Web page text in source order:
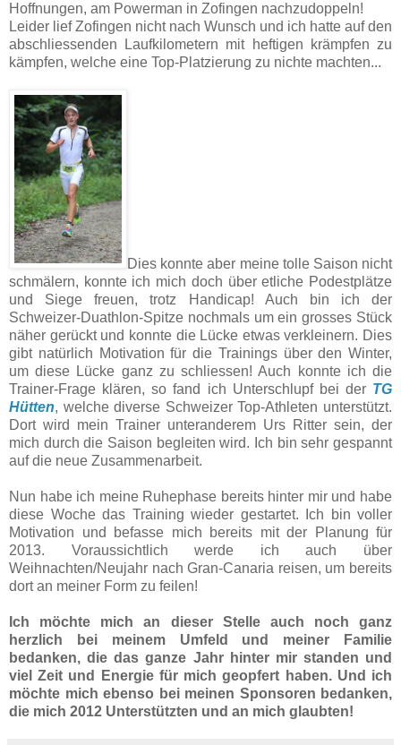
Hoffnungen, am Powerman in Zofingen nachzudoppeln!
Leider lief Zofingen nicht nach Wunsch und ich hatte auf den
abschliessenden Laufkilometern mit heftigen krämpfen zu
kämpfen, welche eine Top-Platzierung zu nichte machten...
Dies konnte aber meine tolle Saison nicht
schmälern, konnte ich mich doch über etliche Podestplätze
und Siege freuen, trotz Handicap! Auch bin ich der
Schweizer-Duathlon-Spitze nochmals um ein grosses Stück
näher gerückt und konnte die Lücke etwas verkleinern. Dies
gibt natürlich Motivation für die Trainings über den Winter,
um diese Lücke ganz zu schliessen! Auch konnte ich die
Trainer-Frage klären, so fand ich Unterschlupf bei der TG
Hütten, welche diverse Schweizer Top-Athleten unterstützt.
Dort wird mein Trainer unteranderem Urs Ritter sein, der
mich durch die Saison begleiten wird. Ich bin sehr gespannt
auf die neue Zusammenarbeit.
Nun habe ich meine Ruhephase bereits hinter mir und habe
diese Woche das Training wieder gestartet. Ich bin voller
Motivation und befasse mich bereits mit der Planung für
2013. Voraussichtlich werde ich auch über
Weihnachten/Neujahr nach Gran-Canaria reisen, um bereits
dort an meiner Form zu feilen!
Ich möchte mich an dieser Stelle auch noch ganz
herzlich bei meinem Umfeld und meiner Familie
bedanken, die das ganze Jahr hinter mir standen und
viel Zeit und Energie für mich geopfert haben. Und ich
möchte mich ebenso bei meinen Sponsoren bedanken,
die mich 2012 Unterstützten und an mich glaubten!